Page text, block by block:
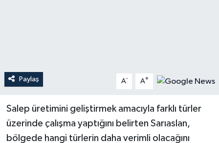
Paylaş A- A+
Salep üretimini geliştirmek amacıyla farklı türler
üzerinde çalışma yaptığını belirten Sarıaslan,
bölgede hangi türlerin daha verimli olacağını